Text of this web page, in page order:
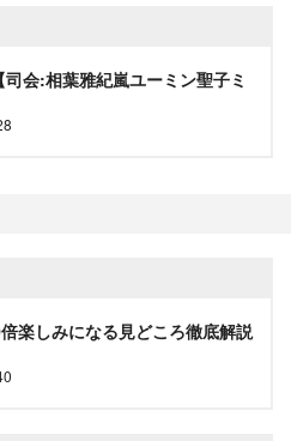
会:相葉雅紀嵐ユーミン聖子ミ
楽しみになる見どころ徹底解説